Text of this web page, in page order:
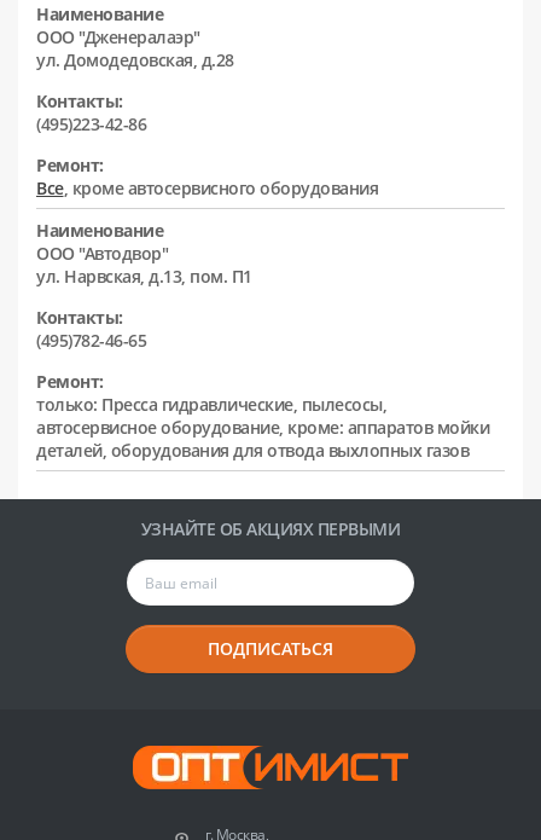
Наименование
ООО "Дженералаэр"
ул. Домодедовская, д.28
Контакты:
(495)223-42-86
Ремонт:
Все, кроме автосервисного оборудования
Наименование
ООО "Автодвор"
ул. Нарвская, д.13, пом. П1
Контакты:
(495)782-46-65
Ремонт:
только: Пресса гидравлические, пылесосы,
автосервисное оборудование, кроме: аппаратов мойки
деталей, оборудования для отвода выхлопных газов
УЗНАЙТЕ ОБ АКЦИЯХ ПЕРВЫМИ
ПОДПИСАТЬСЯ
г. Москва,